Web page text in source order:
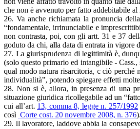
che non è avvenuto per fatto addebitabile
26. Va anche richiamata la pronuncia
“fondamentale, irrinunciabile e
non contrasta, poi, con gli artt. 31 e 37
goduto da chi, alla data di entrata in vigore
27. La giurisprudenza di legittimità è,
(solo questo primario ed intangibile -
qual modo natura risarcitoria, c ciò perché
individualità”, potendo spiegare effetti
28. Non si è, allora, in presenza di una
situazione giuridica ricollegabile ad un
cui all’art. 13, comma 8, legge n. 257/1992
così Corte cost. 20 novembre 2008, n. 376).
29. Il lavoratore, laddove abbia la